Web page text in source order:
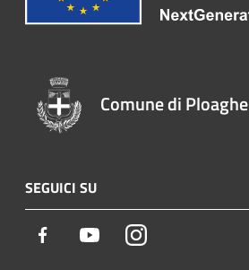
Comune di Ploaghe
SEGUICI SU
Facebook YoutubeInstagram